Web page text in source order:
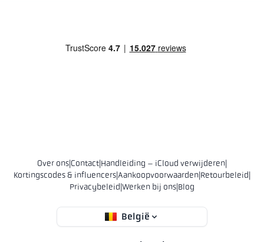
Over ons|Contact|Handleiding – iCloud verwijderen|
Kortingscodes & influencers|Aankoopvoorwaarden|Retourbeleid|
Privacybeleid|Werken bij ons|Blog
België